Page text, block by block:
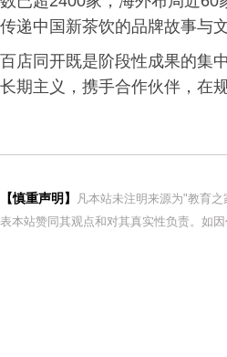
传递中国新茶饮的品牌故事与
百店同开既是阶段性成果的集
长期主义，携手合作伙伴，在
【慎重声明】
凡本站未注明来源为"教育
表本站赞同其观点和对其真实性负责。如